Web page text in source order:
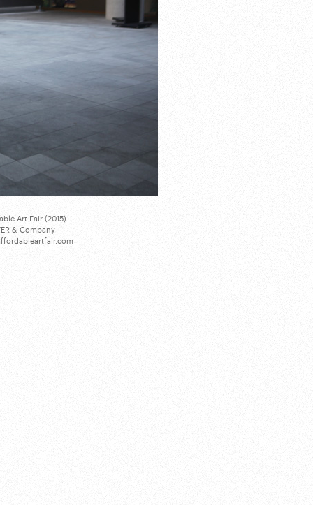
Art Fair (2015)
& Company